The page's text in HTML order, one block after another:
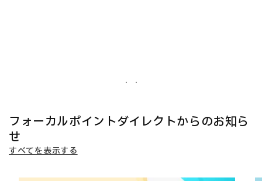
フォーカルポイントダイレクトからのお知ら
せ
すべてを表示する